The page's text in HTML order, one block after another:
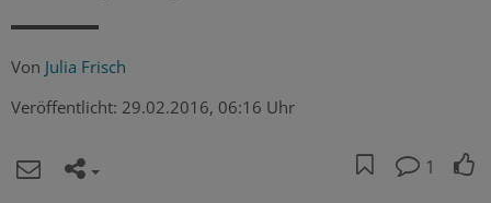
Von Julia Frisch
Veröffentlicht: 29.02.2016, 06:16 Uhr
1